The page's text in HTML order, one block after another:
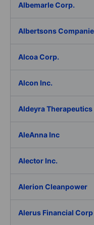
Albemarle Corp.
Albertsons
Alcoa Corp.
Alcon Inc.
Aldeyra Therapeutics
AleAnna Inc
Alector Inc.
Alerion Cleanpower
Alerus Financial Corp